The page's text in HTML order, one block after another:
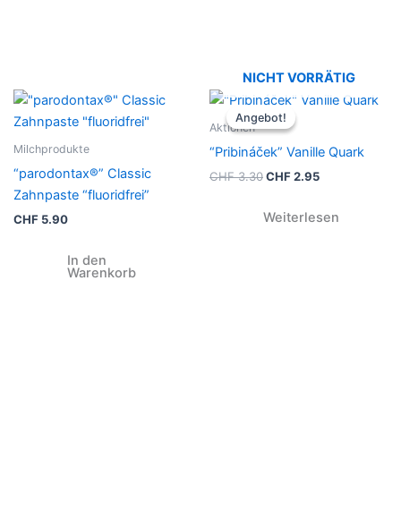
Milchprodukte
“parodontax®” Classic
Zahnpaste “fluoridfrei”
CHF 5.90
In den
Warenkorb
Angebot!
NICHT VORRÄTIG
Angebot!
Aktionen
“Pribináček” Vanille Quark
CHF3.30
Ursprünglicher
Preis
war:
CHF2.95
Aktueller
Weiterlesen